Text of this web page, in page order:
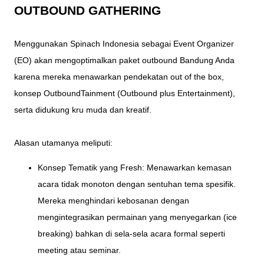
OUTBOUND GATHERING
Menggunakan Spinach Indonesia sebagai Event Organizer
(EO) akan mengoptimalkan paket outbound Bandung Anda
karena mereka menawarkan pendekatan out of the box,
konsep OutboundTainment (Outbound plus Entertainment),
serta didukung kru muda dan kreatif.
Alasan utamanya meliputi:
Konsep Tematik yang Fresh: Menawarkan kemasan
acara tidak monoton dengan sentuhan tema spesifik.
Mereka menghindari kebosanan dengan
mengintegrasikan permainan yang menyegarkan (ice
breaking) bahkan di sela-sela acara formal seperti
meeting atau seminar.